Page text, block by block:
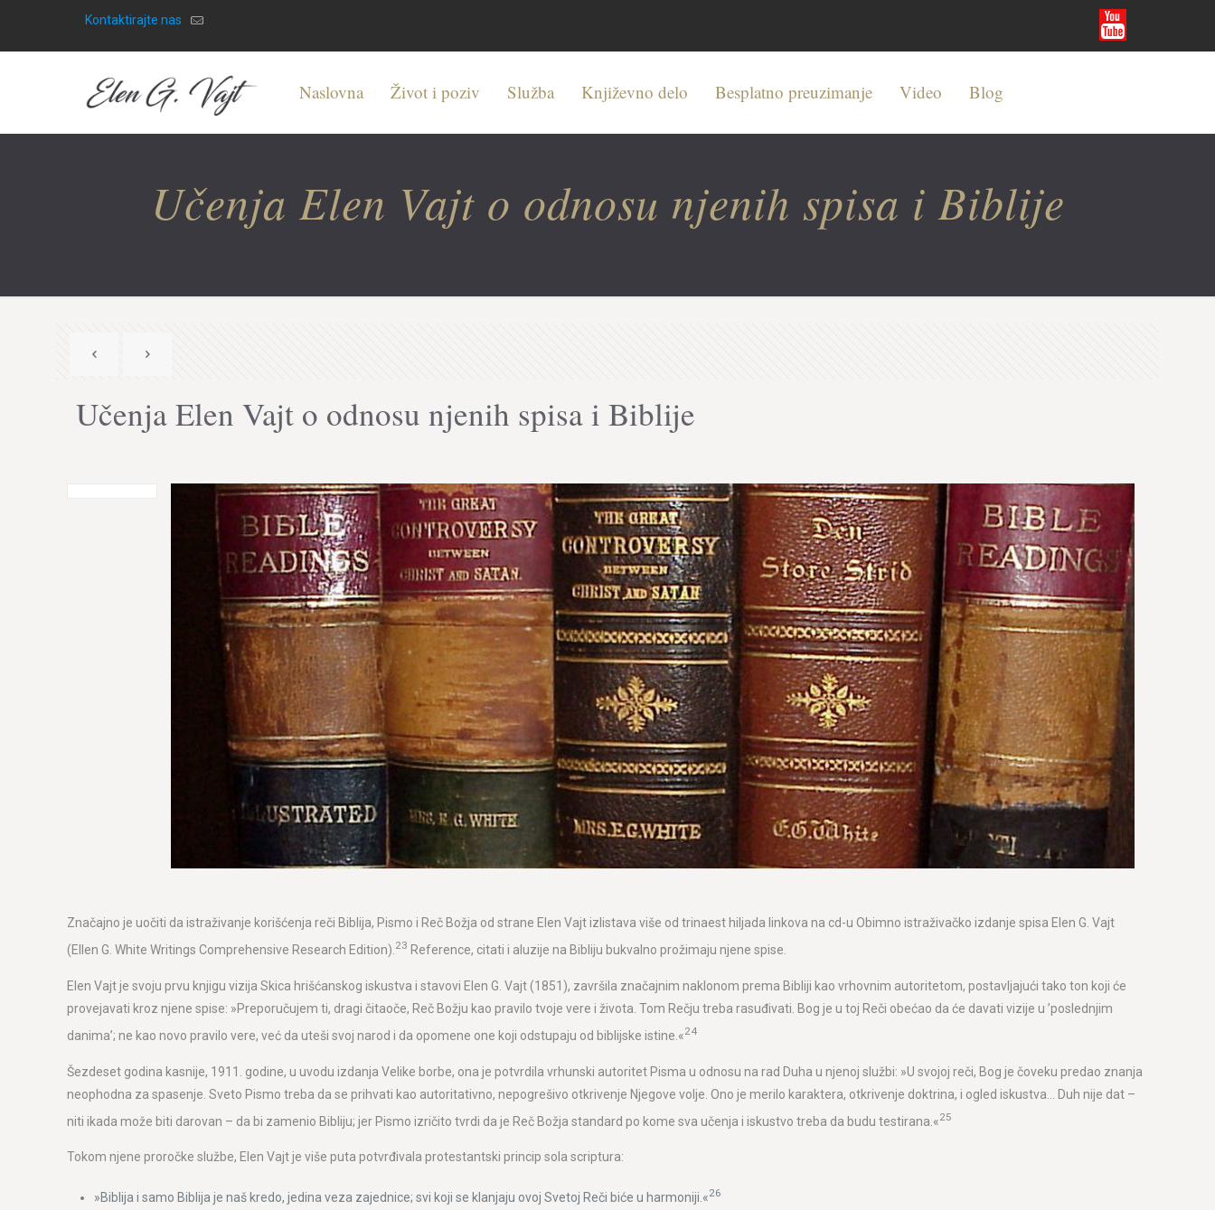
Kontaktirajte nas
Naslovna Život i poziv Služba Književno delo Besplatno preuzimanje Video Blog
Učenja Elen Vajt o odnosu njenih spisa i Biblije
Učenja Elen Vajt o odnosu njenih spisa i Biblije
Značajno je uočiti da istraživanje korišćenja reči Biblija, Pismo i Reč Božja od strane Elen Vajt izlistava više od trinaest hiljada linkova na cd-u Obimno istraživačko izdanje spisa Elen G. Vajt
(Ellen G. White Writings Comprehensive Research Edition). 23 Reference, citati i aluzije na Bibliju bukvalno prožimaju njene spise.
Elen Vajt je svoju prvu knjigu vizija Skica hrišćanskog iskustva i stavovi Elen G. Vajt (1851), završila značajnim naklonom prema Bibliji kao vrhovnim autoritetom, postavljajući tako ton koji će
provejavati kroz njene spise: »Preporučujem ti, dragi čitaoče, Reč Božju kao pravilo tvoje vere i života. Tom Rečju treba rasuđivati. Bog je u toj Reči obećao da će davati vizije u ’poslednjim
danima’; ne kao novo pravilo vere, već da uteši svoj narod i da opomene one koji odstupaju od biblijske istine.«24
Šezdeset godina kasnije, 1911. godine, u uvodu izdanja Velike borbe, ona je potvrdila vrhunski autoritet Pisma u odnosu na rad Duha u njenoj službi: »U svojoj reči, Bog je čoveku predao znanja
neophodna za spasenje. Sveto Pismo treba da se prihvati kao autoritativno, nepogrešivo otkrivenje Njegove volje. Ono je merilo karaktera, otkrivenje doktrina, i ogled iskustva… Duh nije dat –
niti ikada može biti darovan – da bi zamenio Bibliju; jer Pismo izričito tvrdi da je Reč Božja standard po kome sva učenja i iskustvo treba da budu testirana.«25
Tokom njene proročke službe, Elen Vajt je više puta potvrđivala protestantski princip sola scriptura:
»Biblija i samo Biblija je naš kredo, jedina veza zajednice; svi koji se klanjaju ovoj Svetoj Reči biće u harmoniji.«26